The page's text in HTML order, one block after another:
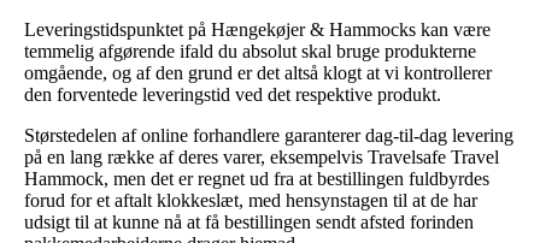
Leveringstidspunktet på Hængekøjer & Hammocks kan være
temmelig afgørende ifald du absolut skal bruge produkterne
omgående, og af den grund er det altså klogt at vi kontrollerer
den forventede leveringstid ved det respektive produkt.
Størstedelen af online forhandlere garanterer dag-til-dag levering
på en lang række af deres varer, eksempelvis Travelsafe Travel
Hammock, men det er regnet ud fra at bestillingen fuldbyrdes
forud for et aftalt klokkeslæt, med hensynstagen til at de har
udsigt til at kunne nå at få bestillingen sendt afsted forinden